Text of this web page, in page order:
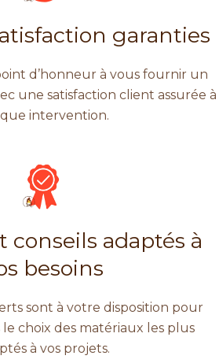
garanties
d’honneur à vous fournir un
une satisfaction client assurée à
intervention.
conseils adaptés à
besoins
sont à votre disposition pour
choix des matériaux les plus
à vos projets.